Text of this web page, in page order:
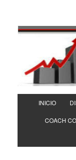
INICIO
COACH